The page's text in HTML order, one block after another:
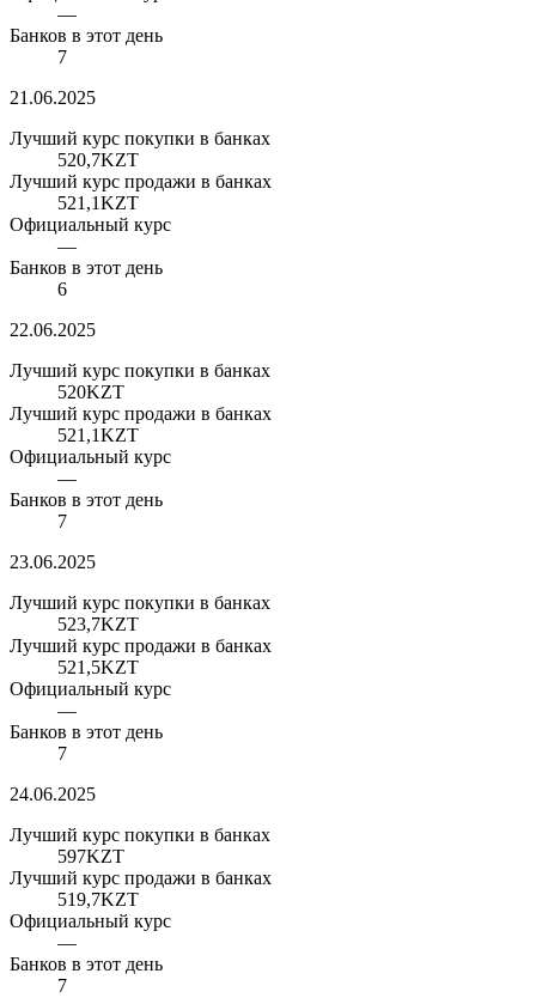
—
Банков в этот день
7
21.06.2025
Лучший курс покупки в банках
520,7KZT
Лучший курс продажи в банках
521,1KZT
Официальный курс
—
Банков в этот день
6
22.06.2025
Лучший курс покупки в банках
520KZT
Лучший курс продажи в банках
521,1KZT
Официальный курс
—
Банков в этот день
7
23.06.2025
Лучший курс покупки в банках
523,7KZT
Лучший курс продажи в банках
521,5KZT
Официальный курс
—
Банков в этот день
7
24.06.2025
Лучший курс покупки в банках
597KZT
Лучший курс продажи в банках
519,7KZT
Официальный курс
—
Банков в этот день
7